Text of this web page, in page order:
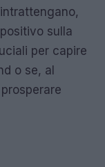
sulla
per capire
o se, al